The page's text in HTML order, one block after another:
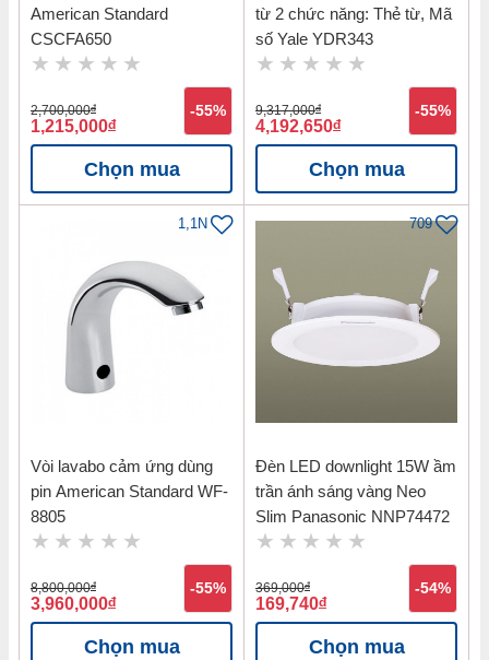
American Standard
CSCFA650
2,700,000đ
1,215,000đ
-55%
Chọn mua
từ 2 chức năng: Thẻ từ, Mã
số Yale YDR343
9,317,000đ
4,192,650đ
-55%
Chọn mua
1,1N
Vòi lavabo cảm ứng dùng
pin American Standard WF-
8805
8,800,000đ
3,960,000đ
-55%
Chọn mua
709
Đèn LED downlight 15W ầm
trần ánh sáng vàng Neo
Slim Panasonic NNP74472
369,000đ
169,740đ
-54%
Chọn mua